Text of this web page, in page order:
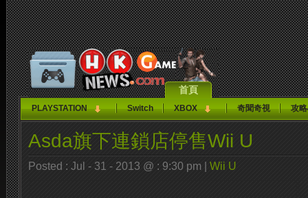
首頁
PLAYSTATION Switch XBOX 奇聞奇視 攻
Asda旗下連鎖店停售Wii U
Posted : Jul - 31 - 2013 @ : 9:30 pm | Wii U